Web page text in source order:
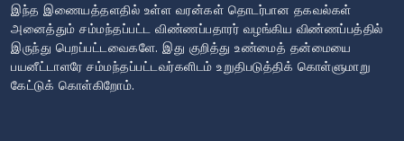
இந்த இணையத்தளதில் உள்ள வரன்கள் தொடர்பான தகவல்கள்
அனைத்தும் சம்மந்தப்பட்ட விண்ணப்பதாரர் வழங்கிய விண்ணப்பத்தில்
இருந்து பெறப்பட்டவைகளே. இது குறித்து உண்மைத் தன்மையை
பயனீட்டாளரே சம்மந்தப்பட்டவர்களிடம் உறுதிபடுத்திக் கொள்ளுமாறு
கேட்டுக் கொள்கிறோம்.